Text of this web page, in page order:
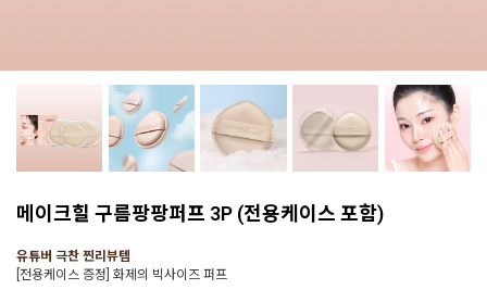
메이크힐 구름팡팡퍼프 3P (전용케이스 포함)
유튜버 극찬 찐리뷰템
[전용케이스 증정] 화제의 빅사이즈 퍼프